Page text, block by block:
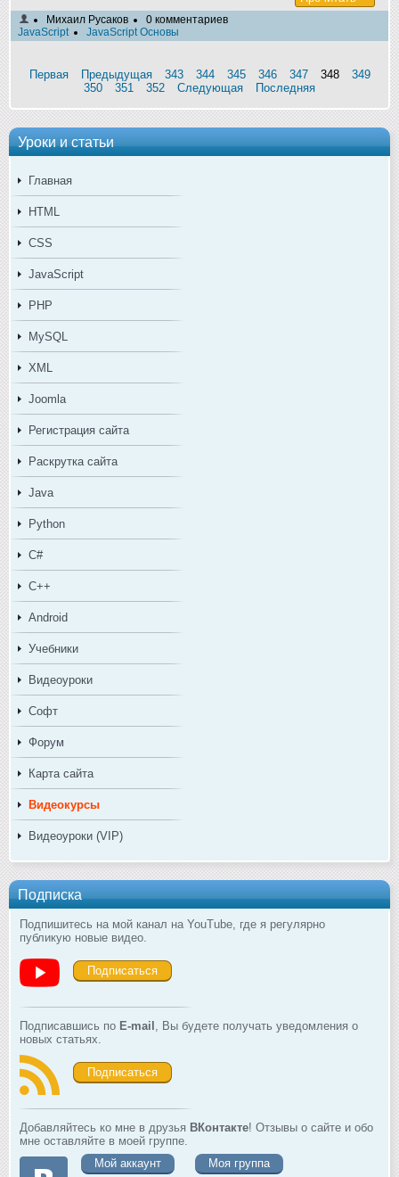
Уроки и статьи
Главная
HTML
CSS
JavaScript
PHP
MySQL
XML
Joomla
Регистрация сайта
Раскрутка сайта
Java
Python
C#
C++
Android
Учебники
Видеоуроки
Софт
Форум
Карта сайта
Видеокурсы
Видеоуроки (VIP)
Подписка
Подпишитесь на мой канал на YouTube, где я регулярно
публикую новые видео.
Подписаться
Подписавшись по E-mail , Вы будете получать уведомления о
новых статьях.
Подписаться
Добавляйтесь ко мне в друзья ВКонтакте! Отзывы о сайте и обо
мне оставляйте в моей группе.
Мой аккаунт
Моя группа
Михаил Русаков
0 комментариев
JavaScript
JavaScript Основы
Первая Предыдущая 343 344 345 346 347 348
349
350
351 352 Следующая Последняя